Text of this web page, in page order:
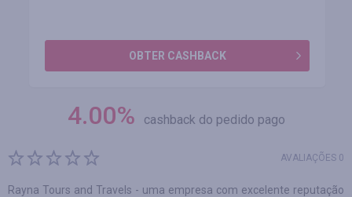
OBTER CASHBACK
4.00% cashback do pedido pago
AVALIAÇÕES 0
Rayna Tours and Travels - uma empresa com excelente reputação